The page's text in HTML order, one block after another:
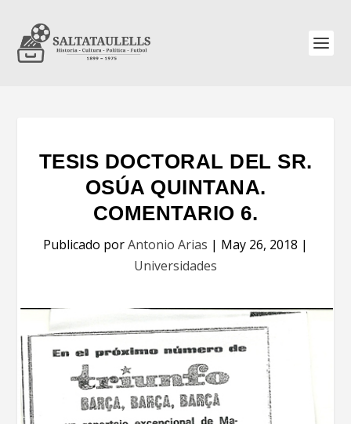
TESIS DOCTORAL DEL SR.
OSÚA QUINTANA.
COMENTARIO 6.
Publicado porAntonio Arias | May 26, 2018 |
Universidades